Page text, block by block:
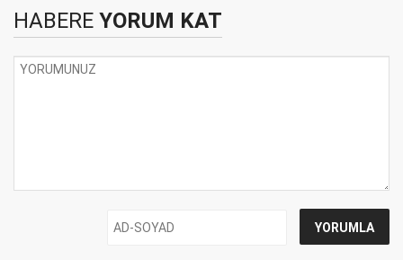
HABERE YORUM KAT